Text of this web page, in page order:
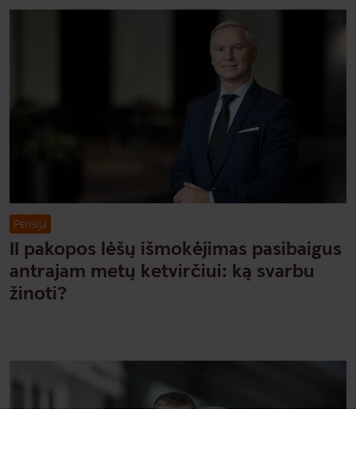
Pensija
II pakopos lėšų išmokėjimas pasibaigus
antrajam metų ketvirčiui: ką svarbu
žinoti?